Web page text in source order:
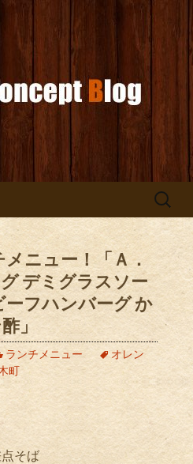
プトブログ
せ
検
ニュー！「Ａ．
デミグラスソー
ーフハンバーグ か
」
ランチメニュー
オレン
町
そば